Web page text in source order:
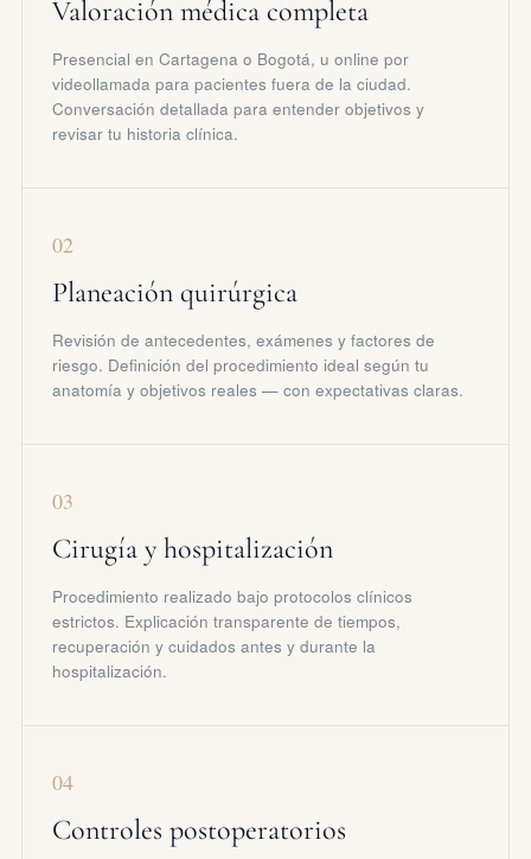
Valoración médica completa
Presencial en Cartagena o Bogotá, u online por
videollamada para pacientes fuera de la ciudad.
Conversación detallada para entender objetivos y
revisar tu historia clínica.
02
Planeación quirúrgica
Revisión de antecedentes, exámenes y factores de
riesgo. Definición del procedimiento ideal según tu
anatomía y objetivos reales — con expectativas claras.
03
Cirugía y hospitalización
Procedimiento realizado bajo protocolos clínicos
estrictos. Explicación transparente de tiempos,
recuperación y cuidados antes y durante la
hospitalización.
04
Controles postoperatorios